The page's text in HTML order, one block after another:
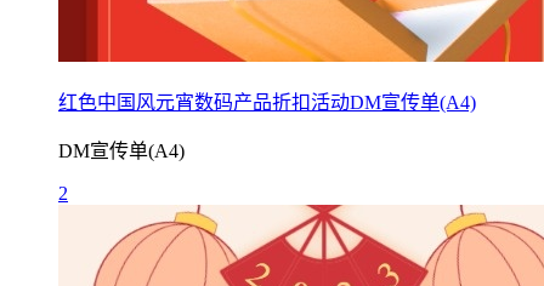
红色中国风元宵数码产品折扣活动DM宣传单(A4)
DM宣传单(A4)
2